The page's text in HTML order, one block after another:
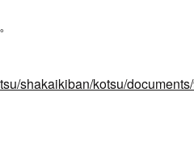
shakaikiban/kotsu/